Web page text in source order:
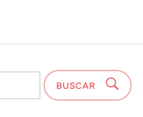
BUSCAR